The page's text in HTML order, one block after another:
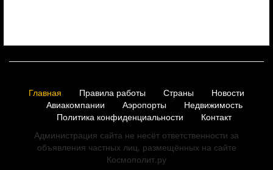
Главная Правила работы Страны
Новости
Авиакомпании
Аэропорты
Недвижимость
Политика конфиденциальности
Контакт
Администрация сайта не несёт ответственности за
объявления частных лиц, размещённых на сайте
Космополит.ру